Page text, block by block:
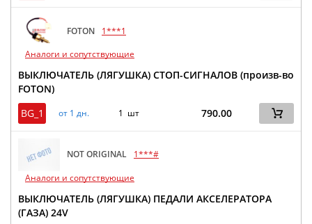
FOTON
1***1
Аналоги и сопутствующие
ВЫКЛЮЧАТЕЛЬ (ЛЯГУШКА) СТОП-СИГНАЛОВ (произв-во
FOTON)
BG_1
от 1 дн. 1 шт 790.00
NOT ORIGINAL
1***#
Аналоги и сопутствующие
ВЫКЛЮЧАТЕЛЬ (ЛЯГУШКА) ПЕДАЛИ АКСЕЛЕРАТОРА
(ГАЗА) 24V